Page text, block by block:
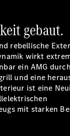
gebaut.
rebellische
wirkt
ein AMG
und eine
ist eine
mit starken